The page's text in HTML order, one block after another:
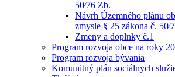
50⁄76 Zb.
Návrh Územného plánu
zmysle § 25 zákona č.
Zmeny a doplnky č.1
Program rozvoja obce na roky
Program rozvoja bývania
Komunitný plán sociálnych